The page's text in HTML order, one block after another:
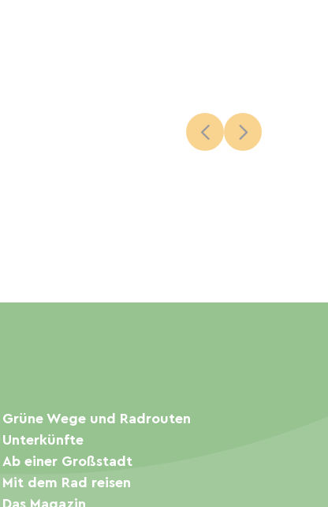
Grüne Wege und Radrouten
Unterkünfte
Ab einer Großstadt
Mit dem Rad reisen
Das Magazin